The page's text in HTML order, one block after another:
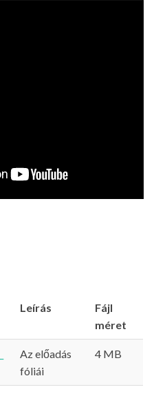
Leírás
Fájl
méret
Az előadás
fóliái
4 MB